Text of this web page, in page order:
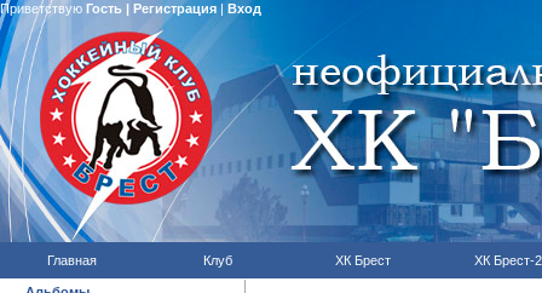
Приветствую Гость | Регистрация| Вход
Главная Клуб ХК Брест ХК Брест-2